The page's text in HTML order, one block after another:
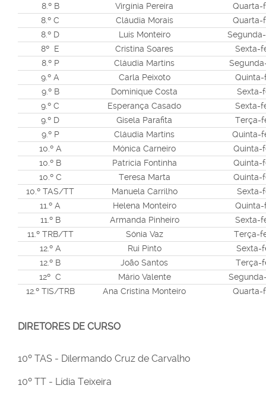
8.º B
Virgínia Pereira
Quarta-
8.º C
Cláudia Morais
Quarta-
8.º D
Luís Monteiro
8º E
Cristina Soares
Sexta-
8.º P
Cláudia Martins
9.º A
Carla Peixoto
Quinta-
9.º B
Dominique Costa
Sexta-
9.º C
Esperança Casado
Sexta-
9.º D
Gisela Parafita
Terça-
9.º P
Cláudia Martins
Quinta-
10.º A
Mónica Carneiro
Quinta-
10.º B
Patrícia Fontinha
Quinta-
10.º C
Teresa Marta
Quinta-
10.º TAS/TT
Manuela Carrilho
Sexta-
11.º A
Helena Monteiro
Quinta-
11.º B
Armanda Pinheiro
Sexta-
11.º TRB/TT
Sónia Vaz
Terça-
12.º A
Rui Pinto
Sexta-
12.º B
João Santos
Terça-
12º C
Mário Valente
12.º TIS/TRB
Ana Cristina Monteiro Quarta-
DIRETORES DE CURSO
10º TAS - Dilermando Cruz de Carvalho
10º TT - Lídia Teixeira